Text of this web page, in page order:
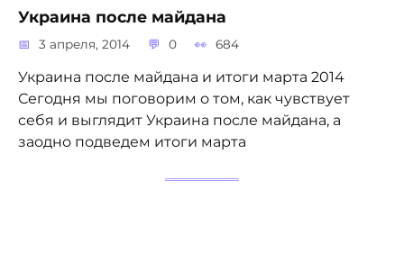
Украина после майдана
3 апреля, 2014 0 684
Украина после майдана и итоги марта 2014
Сегодня мы поговорим о том, как чувствует
себя и выглядит Украина после майдана, а
заодно подведем итоги марта